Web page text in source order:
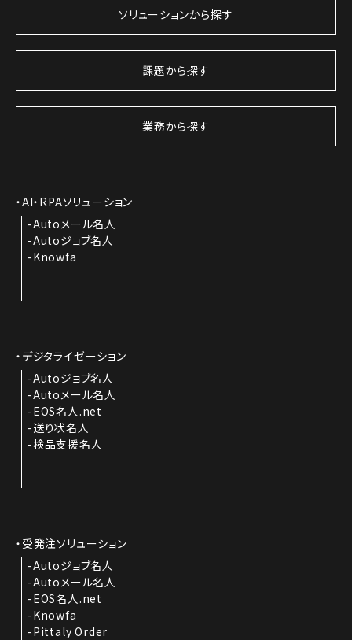
ソリューションから探す
課題から探す
業務から探す
AI・RPAソリューション
Autoメール名人
Autoジョブ名人
Knowfa
デジタライゼーション
Autoジョブ名人
Autoメール名人
EOS名人.net
送り状名人
検品支援名人
受発注ソリューション
Autoジョブ名人
Autoメール名人
EOS名人.net
Knowfa
Pittaly Order